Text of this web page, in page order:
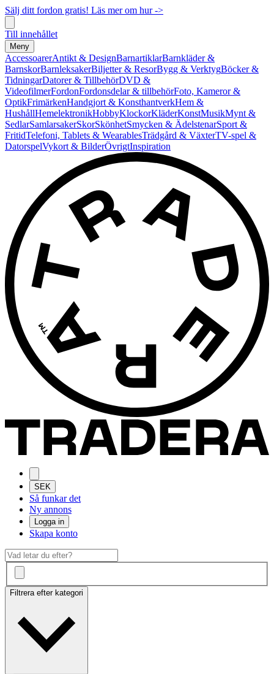
Sälj ditt fordon gratis! Läs mer om hur ->
Till innehållet
Meny
AccessoarerAntikt & DesignBarnartiklarBarnkläder &
BarnskorBarnleksakerBiljetter & ResorBygg & VerktygBöcker &
TidningarDatorer & TillbehörDVD &
VideofilmerFordonFordonsdelar & tillbehörFoto, Kameror &
OptikFrimärkenHandgjort & KonsthantverkHem &
HushållHemelektronikHobbyKlockorKläderKonstMusikMynt &
SedlarSamlarsakerSkorSkönhetSmycken & ÄdelstenarSport &
FritidTelefoni, Tablets & WearablesTrädgård & VäxterTV-spel &
DatorspelVykort & BilderÖvrigtInspiration
SEK
Så funkar det
Ny annons
Logga in
Skapa konto
Filtrera efter kategori